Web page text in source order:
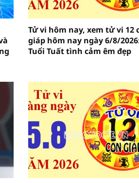
Tử vi hôm nay, xem tử vi 12
giáp hôm nay ngày 6/8/
Tuổi Tuất tình cảm êm đẹp